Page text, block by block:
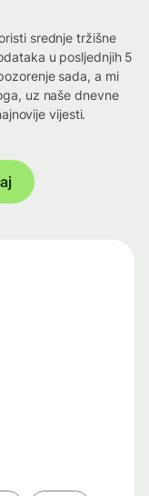
srednje tržišne
u posljednjih 5
sada, a mi
uz naše dnevne
vijesti.